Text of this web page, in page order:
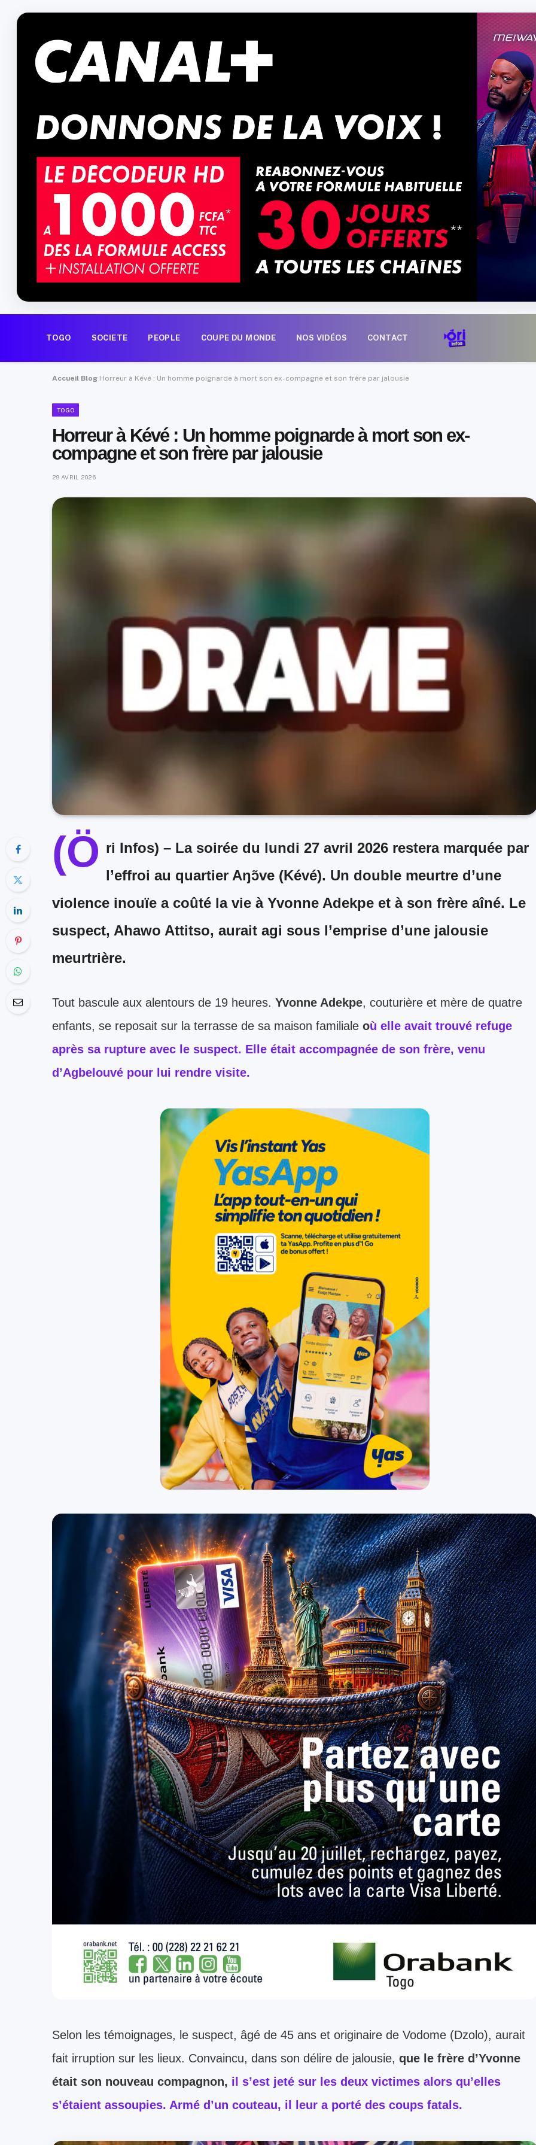
TOGO SOCIETE PEOPLE COUPE DU MONDE NOS VIDÉOS CONTACT
Accueil Blog Horreur à Kévé : Un homme poignarde à mort son ex-compagne et son frère par jalousie
TOGO
Horreur à Kévé : Un homme poignarde à mort son ex-
compagne et son frère par jalousie
29 AVRIL 2026
(Ö l’effroi au quartier Aŋɔ̃ve (Kévé). Un double meurtre d’une
violence inouïe a coûté la vie à Yvonne Adekpe et à son frère aîné. Le
suspect, Ahawo Attitso, aurait agi sous l’emprise d’une jalousie
meurtrière.
Tout bascule aux alentours de 19 heures.Yvonne Adekpe, couturière et mère de quatre
enfants, se reposait sur la terrasse de sa maison familialeoù elle avait trouvé refuge
après sa rupture avec le suspect. Elle était accompagnée de son frère, venu
Selon les témoignages, le suspect, âgé de 45 ans et originaire de Vodome (Dzolo), aurait
fait irruption sur les lieux. Convaincu, dans son délire de jalousie,que le frère d’Yvonne
était son nouveau compagnon, il s’est jeté sur les deux victimes alors qu’elles